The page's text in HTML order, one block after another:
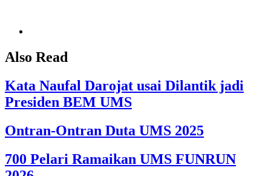
Also Read
Kata Naufal Darojat usai Dilantik jadi
Presiden BEM UMS
Ontran-Ontran Duta UMS 2025
700 Pelari Ramaikan UMS FUNRUN